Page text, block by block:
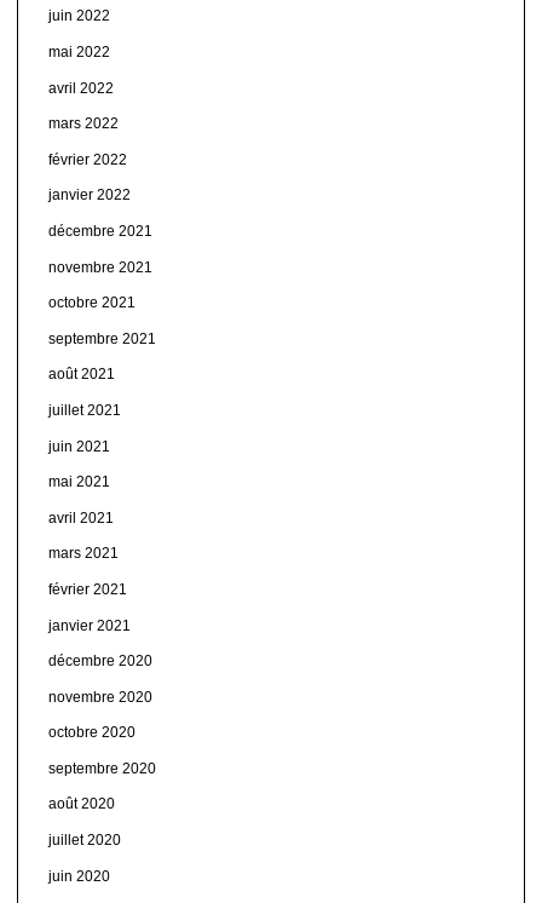
juin 2022
mai 2022
avril 2022
mars 2022
février 2022
janvier 2022
décembre 2021
novembre 2021
octobre 2021
septembre 2021
août 2021
juillet 2021
juin 2021
mai 2021
avril 2021
mars 2021
février 2021
janvier 2021
décembre 2020
novembre 2020
octobre 2020
septembre 2020
août 2020
juillet 2020
juin 2020